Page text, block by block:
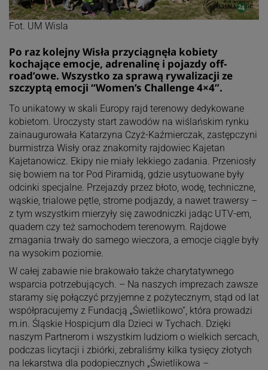
Fot. UM Wisla
Po raz kolejny Wisła przyciągnęła kobiety
kochające emocje, adrenalinę i pojazdy off-
road’owe. Wszystko za sprawą rywalizacji ze
szczyptą emocji “Women’s Challenge 4×4”.
To unikatowy w skali Europy rajd terenowy dedykowane
kobietom. Uroczysty start zawodów na wiślańskim rynku
zainaugurowała Katarzyna Czyż-Kaźmierczak, zastępczyni
burmistrza Wisły oraz znakomity rajdowiec Kajetan
Kajetanowicz. Ekipy nie miały lekkiego zadania. Przeniosły
się bowiem na tor Pod Piramidą, gdzie usytuowane były
odcinki specjalne. Przejazdy przez błoto, wodę, techniczne,
wąskie, trialowe pętle, strome podjazdy, a nawet trawersy –
z tym wszystkim mierzyły się zawodniczki jadąc UTV-em,
quadem czy też samochodem terenowym. Rajdowe
zmagania trwały do samego wieczora, a emocje ciągle były
na wysokim poziomie.
W całej zabawie nie brakowało także charytatywnego
wsparcia potrzebujących. – Na naszych imprezach zawsze
staramy się połączyć przyjemne z pożytecznym, stąd od lat
współpracujemy z Fundacją „Świetlikowo”, która prowadzi
m.in. Śląskie Hospicjum dla Dzieci w Tychach. Dzięki
naszym Partnerom i wszystkim ludziom o wielkich sercach,
podczas licytacji i zbiórki, zebraliśmy kilka tysięcy złotych
na lekarstwa dla podopiecznych „Świetlikowa –